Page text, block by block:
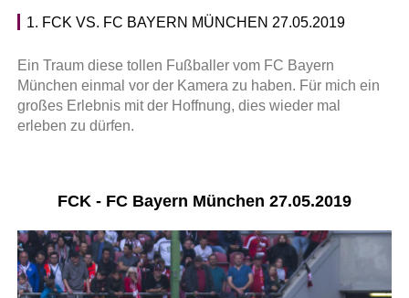
27.
2019
a
P
o
f
i
i
o
n
2
1. FCK VS. FC BAYERN MÜNCHEN 27.05.2019
Ein Traum diese tollen Fußballer vom FC Bayern
München einmal vor der Kamera zu haben. Für mich ein
großes Erlebnis mit der Hoffnung, dies wieder mal
erleben zu dürfen.
FCK - FC Bayern München 27.05.2019